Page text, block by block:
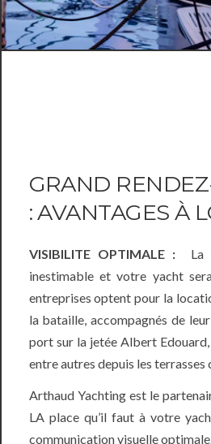
GRAND
: AVANTAGES À
VISIBILITE OPTIMALE : La
inestimable et votre yacht
entreprises optent pour la
la bataille, accompagnés de
port sur la jetée Albert
entre autres depuis les terrasses
Arthaud Yachting est le
LA place qu’il faut à votre
communication visuelle